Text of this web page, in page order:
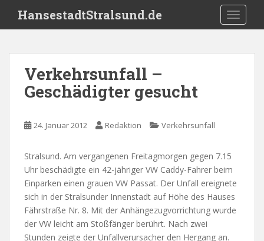
i
HansestadtStralsund.de
Verkehrsunfall –
Geschädigter gesucht
24. Januar 2012 Redaktion Verkehrsunfall
Stralsund. Am vergangenen Freitagmorgen gegen 7.15
Uhr beschädigte ein 42-jähriger VW Caddy-Fahrer beim
Einparken einen grauen VW Passat. Der Unfall ereignete
sich in der Stralsunder Innenstadt auf Höhe des Hauses
Fährstraße Nr. 8. Mit der Anhängezugvorrichtung wurde
der VW leicht am Stoßfänger berührt. Nach zwei
Stunden zeigte der Unfallverursacher den Hergang an.